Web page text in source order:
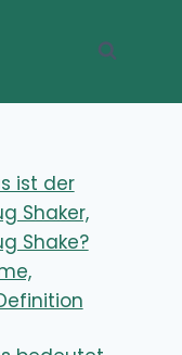
ist der
Shaker,
Shake?